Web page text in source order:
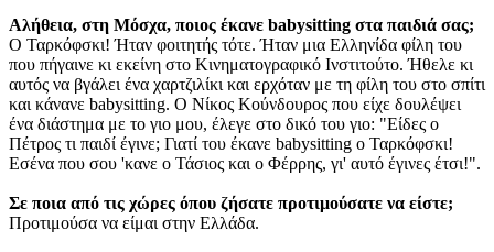
Αλήθεια, στη Μόσχα, ποιος έκανε babysitting στα παιδιά σας;
Ο Ταρκόφσκι! Ήταν φοιτητής τότε. Ήταν μια Ελληνίδα φίλη του
που πήγαινε κι εκείνη στο Κινηματογραφικό Ινστιτούτο. Ήθελε κι
αυτός να βγάλει ένα χαρτζιλίκι και ερχόταν με τη φίλη του στο σπίτι
και κάνανε babysitting. Ο Νίκος Κούνδουρος που είχε δουλέψει
ένα διάστημα με το γιο μου, έλεγε στο δικό του γιο: "Είδες ο
Πέτρος τι παιδί έγινε; Γιατί του έκανε babysitting o Ταρκόφσκι!
Εσένα που σου 'κανε ο Τάσιος και ο Φέρρης, γι' αυτό έγινες έτσι!".
Σε ποια από τις χώρες όπου ζήσατε προτιμούσατε να είστε;
Προτιμούσα να είμαι στην Ελλάδα.